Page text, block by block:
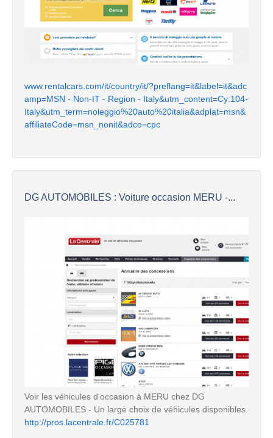
www.rentalcars.com/it/country/it/?preflang=it&label=it&adc
amp=MSN - Non-IT - Region - Italy&utm_content=Cy:104-
Italy&utm_term=noleggio%20auto%20italia&adplat=msn&
affiliateCode=msn_nonit&adco=cpc
DG AUTOMOBILES : Voiture occasion MERU -...
Voir les véhicules d'occasion à MERU chez DG
AUTOMOBILES - Un large choix de véhicules disponibles.
http://pros.lacentrale.fr/C025781